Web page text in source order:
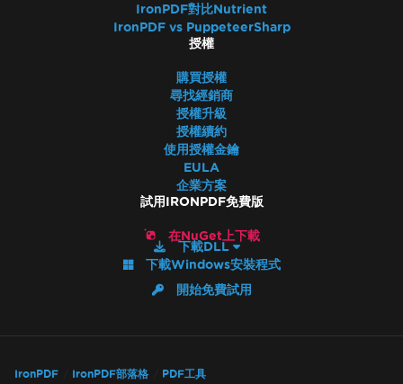
IronPDF對比Nutrient
IronPDF vs PuppeteerSharp
授權
購買授權
尋找經銷商
授權升級
授權續約
使用授權金鑰
EULA
企業方案
試用IRONPDF免費版
在NuGet上下載
下載DLL
下載Windows安裝程式
開始免費試用
IronPDF IronPDF部落格
PDF工具